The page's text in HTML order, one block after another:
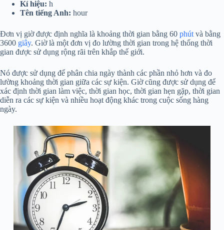
Kí hiệu: h
Tên tiếng Anh: hour
Đơn vị giờ được định nghĩa là khoảng thời gian bằng 60 phút và bằng
3600 giây. Giờ là một đơn vị đo lường thời gian trong hệ thống thời
gian được sử dụng rộng rãi trên khắp thế giới.
Nó được sử dụng để phân chia ngày thành các phần nhỏ hơn và đo
lường khoảng thời gian giữa các sự kiện. Giờ cũng được sử dụng để
xác định thời gian làm việc, thời gian học, thời gian hẹn gặp, thời gian
diễn ra các sự kiện và nhiều hoạt động khác trong cuộc sống hàng
ngày.